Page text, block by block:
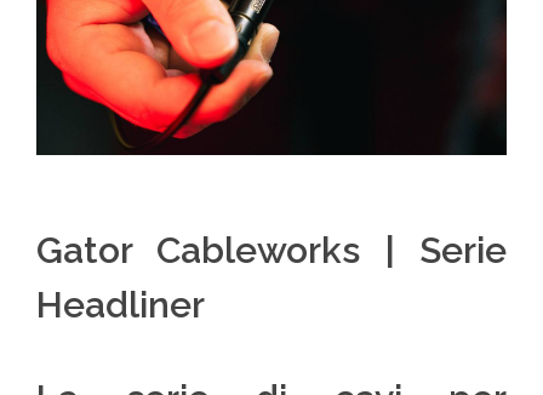
Gator Cableworks | Serie
Headliner